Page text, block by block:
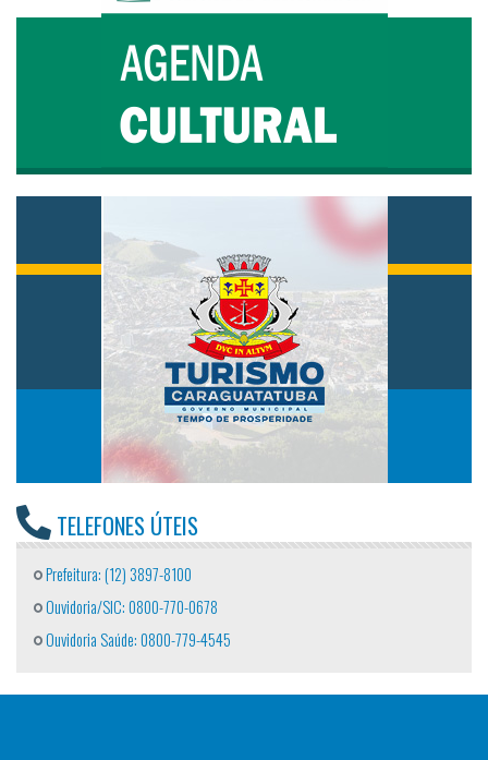
TELEFONES ÚTEIS
Prefeitura: (12) 3897-8100
Ouvidoria/SIC: 0800-770-0678
Ouvidoria Saúde: 0800-779-4545